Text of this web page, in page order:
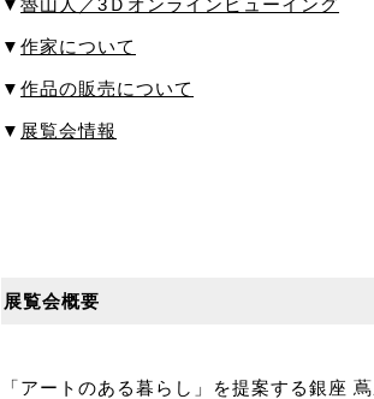
▼ 魯山人／3Ｄオンラインビューイング
▼ 作家について
▼ 作品の販売について
▼ 展覧会情報
展覧会概要
「アートのある暮らし」を提案する銀座